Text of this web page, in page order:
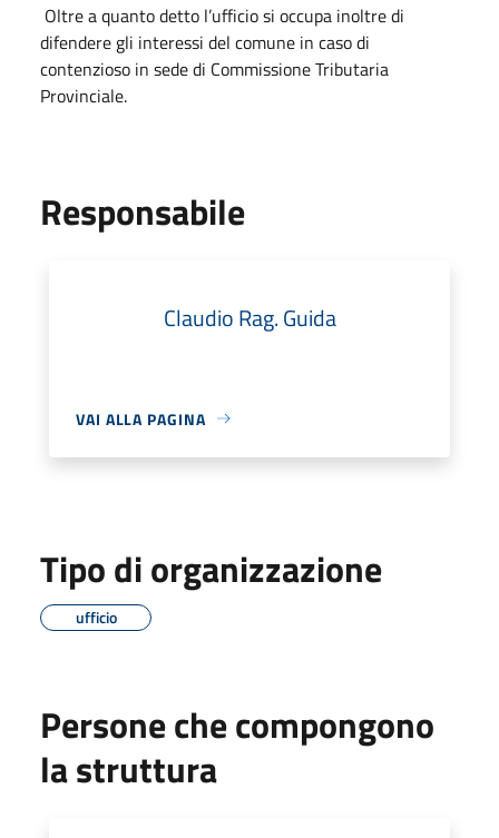
Oltre a quanto detto l’ufficio si occupa inoltre di
difendere gli interessi del comune in caso di
contenzioso in sede di Commissione Tributaria
Provinciale.
Responsabile
Claudio Rag. Guida
VAI ALLA PAGINA
Tipo di organizzazione
ufficio
Persone che compongono
la struttura